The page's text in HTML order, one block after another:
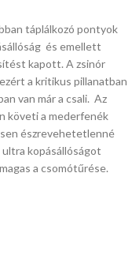
táplálkozó pontyok
és emellett
kapott. A zsinór
a kritikus pillanatban
van már a csali. Az
követi a mederfenék
észrevehetetlenné
ultra kopásállóságot
a csomótűrése.